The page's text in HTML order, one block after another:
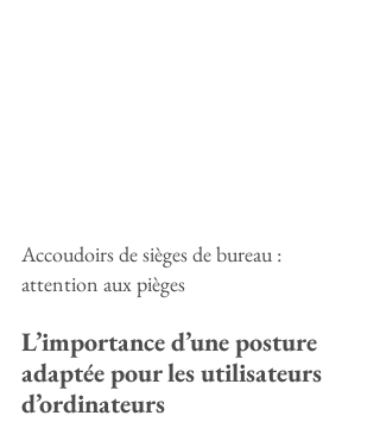
Accoudoirs de sièges de bureau :
attention aux pièges
L’importance d’une posture
adaptée pour les utilisateurs
d’ordinateurs